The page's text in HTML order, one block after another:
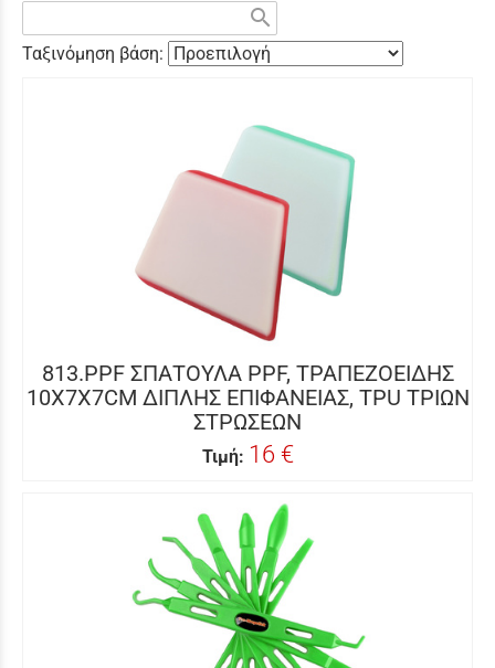
search
Ταξινόμηση βάση:
813.PPF ΣΠΑΤΟΥΛΑ PPF, ΤΡΑΠΕΖΟΕΙΔΗΣ
10X7X7CM ΔΙΠΛΗΣ ΕΠΙΦΑΝΕΙΑΣ, TPU ΤΡΙΩΝ
ΣΤΡΩΣΕΩΝ
Τιμή: 16 €